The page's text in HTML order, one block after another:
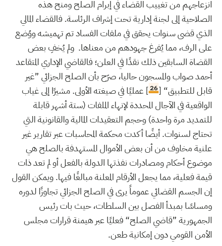
انزعاجهم من تغييب القضاء في إبرام الصلح ومنح هذه
الصلاحية إلى لجنة إدارية تحت إشراف الرئاسة. فالقضاء المالي
الذي قضى سنوات يحقق في ملفات الفساد تم تهميشه ووُضع
على الرف، مما يُفرغ جهودهم من معناها. ولم يُخفِ بعض
القضاة السابقين ذلك نقدًا في العلن؛ فالقاضي الإداري المتقاعد
أحمد صواب والمسجون حاليا، صرّح بأن الصلح الجزائي ”غير
قابل للتطبيق“ [26] عمليًا في صيغته الأولى. مشيرًا إلى غياب
الواقعية في الآجال المحددة لإنهاء الملفات (ستة أشهر قابلة
للتمديد مرة واحدة) وحجم التعقيدات المالية والقانونية التي
تحتاج لسنوات. أيضًا أكدت محكمة المحاسبات عبر تقارير غير
علنية مخاوف من أن بعض الأموال المستهدفة بالصلح هي
موضوع أحكام ومصادرات نفذتها الدولة بالفعل أو لم تعد ذات
قيمة فعلية، مما يجعل الأرقام المعلنة مبالغًا فيها. ويمكن القول
إن الجسم القضائي عموماً يرى في الصلح الجزائي تجاوزًا لدوره
ومساسًا بمبدأ الفصل بين السلطات، حيث بات رئيس
الجمهورية ”قاضي الصلح“ فعليًا عبر هيمنة قرارات مجلس
الأمن القومي دون إمكانية طعن.